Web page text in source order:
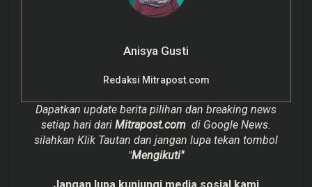
Anisya Gusti
Redaksi Mitrapost.com
Dapatkan update berita pilihan dan breaking news
setiap hari dari Mitrapost.com di Google News.
silahkan Klik Tautan dan jangan lupa tekan tombol
"Mengikuti"
Jangan lupa kunjungi media sosial kami